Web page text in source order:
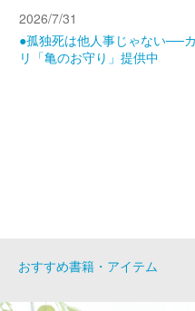
2026/7/31
●孤独死は他人事じゃない──
リ「亀のお守り」提供中
おすすめ書籍・アイテム